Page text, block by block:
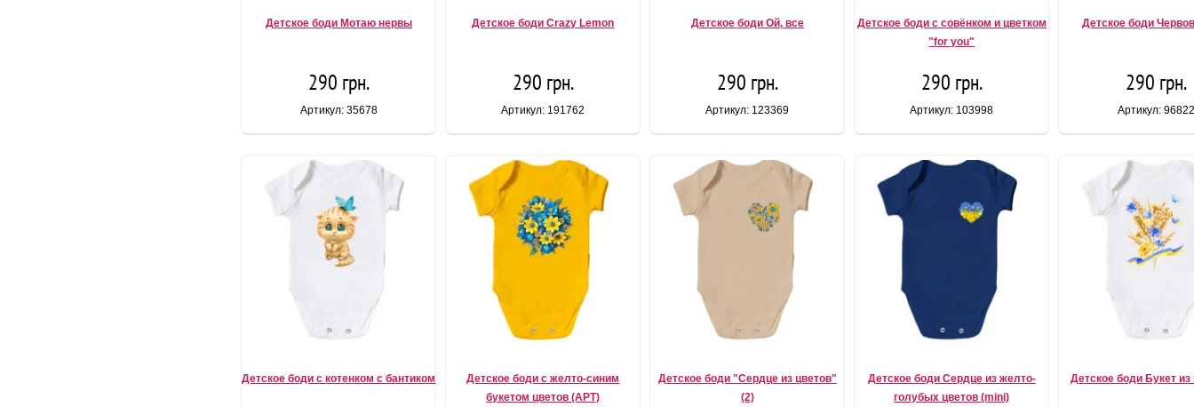
Детское боди Мотаю нервы
290 грн.
Артикул: 35678
Детское боди Crazy Lemon
290 грн.
Артикул: 191762
Детское боди Ой, все
290 грн.
Артикул: 123369
Детское боди с совёнком и цветком
"for you"
290 грн.
Артикул: 103998
Детское боди
290 грн.
Артикул: 96822
Детское боди с котенком с бантиком
Детское боди с желто-синим
букетом цветов (АРТ)
Детское боди "Сердце из цветов"
(2)
Детское боди Сердце из желто-
голубых цветов (mini)
Детское боди Букет из